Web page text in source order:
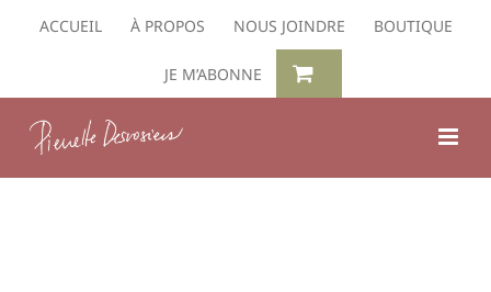
ACCUEIL À PROPOS NOUS JOINDRE BOUTIQUE
JE M’ABONNE